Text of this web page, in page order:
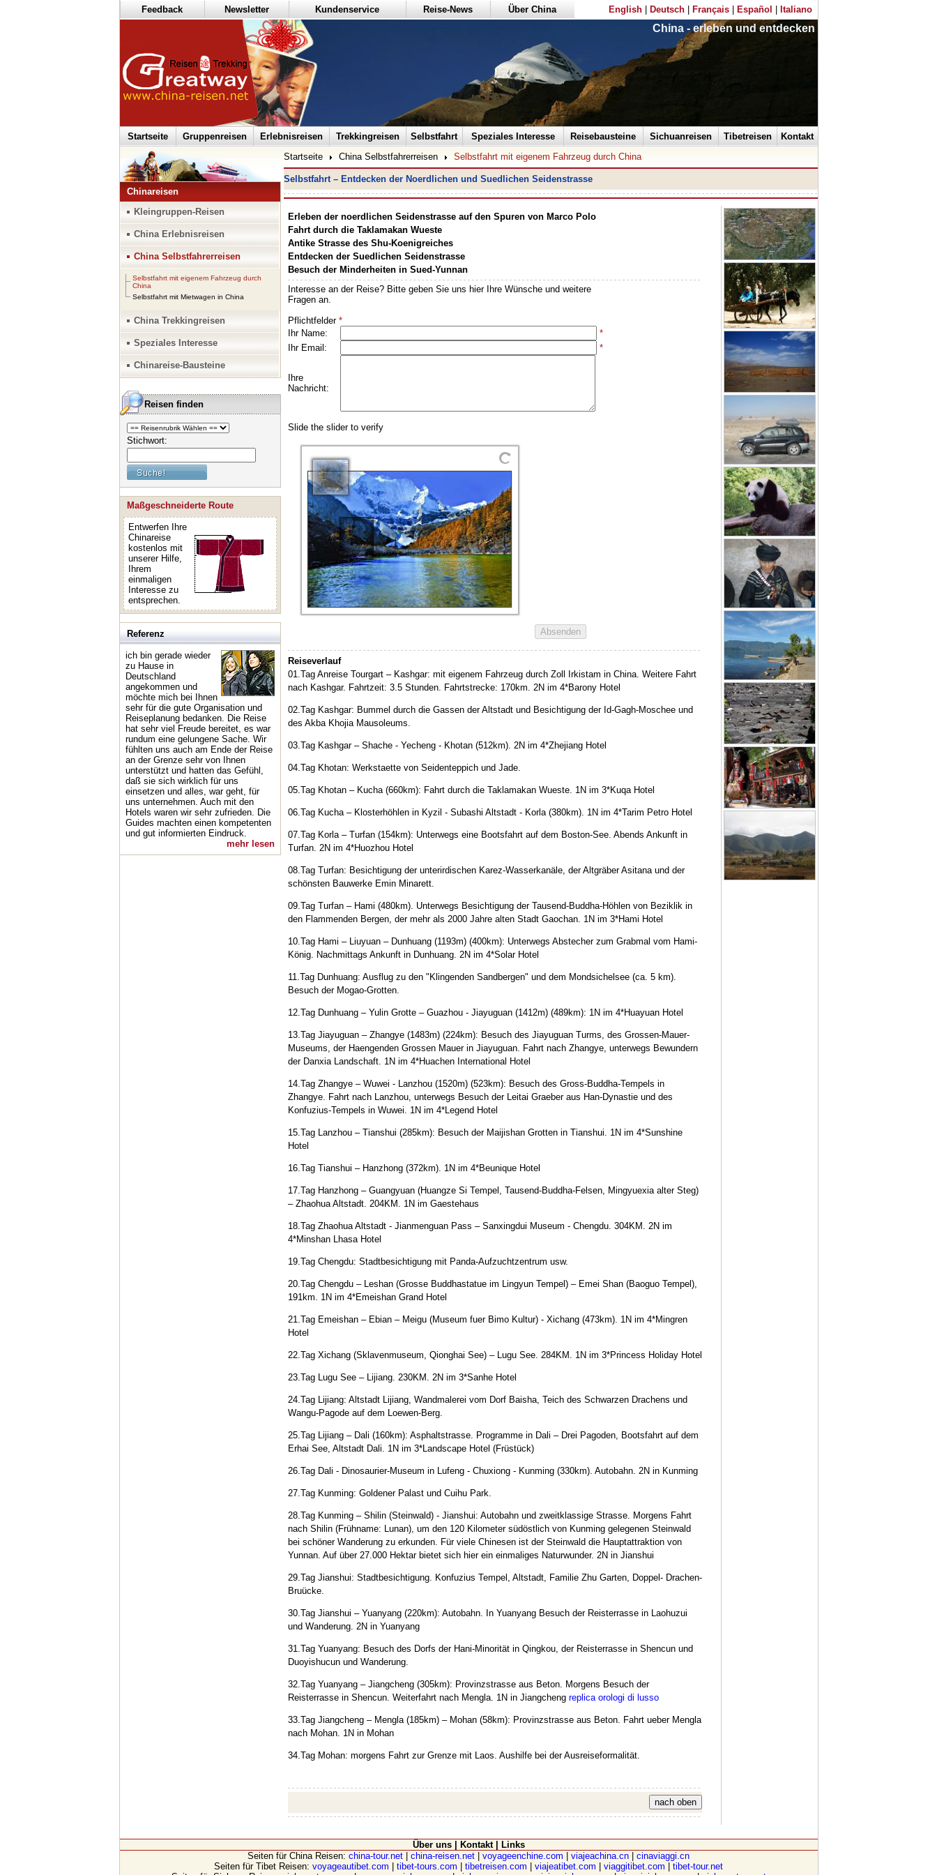
Feedback Newsletter Kundenservice Reise-News Über China English| Deutsch| Français| Español Italiano
China - erleben und entdecken
Startseite Gruppenreisen Erlebnisreisen Trekkingreisen Selbstfahrt Speziales Interesse Reisebausteine Sichuanreisen Tibetreisen Kontakt
Chinareisen
Kleingruppen-Reisen
China Erlebnisreisen
China Selbstfahrerreisen
Selbstfahrt mit eigenem Fahrzeug durch
China
Selbstfahrt mit Mietwagen in China
China Trekkingreisen
Speziales Interesse
Chinareise-Bausteine
Reisen finden
Stichwort:
Maßgeschneiderte Route
Entwerfen Ihre
Chinareise
kostenlos mit
unserer Hilfe,
Ihrem
einmaligen
Interesse zu
entsprechen.
Referenz
ich bin gerade wieder
zu Hause in
Deutschland
angekommen und
möchte mich bei Ihnen
sehr für die gute Organisation und
Reiseplanung bedanken. Die Reise
hat sehr viel Freude bereitet, es war
rundum eine gelungene Sache. Wir
fühlten uns auch am Ende der Reise
an der Grenze sehr von Ihnen
unterstützt und hatten das Gefühl,
daß sie sich wirklich für uns
einsetzen und alles, war geht, für
uns unternehmen. Auch mit den
Hotels waren wir sehr zufrieden. Die
Guides machten einen kompetenten
und gut informierten Eindruck.
mehr lesen
Startseite China Selbstfahrerreisen Selbstfahrt mit eigenem Fahrzeug durch China
Selbstfahrt – Entdecken der Noerdlichen und Suedlichen Seidenstrasse
Erleben der noerdlichen Seidenstrasse auf den Spuren von Marco Polo
Fahrt durch die Taklamakan Wueste
Antike Strasse des Shu-Koenigreiches
Entdecken der Suedlichen Seidenstrasse
Besuch der Minderheiten in Sued-Yunnan
Reiseverlauf
01.Tag Anreise Tourgart – Kashgar: mit eigenem Fahrzeug durch Zoll Irkistam in China. Weitere Fahrt
nach Kashgar. Fahrtzeit: 3.5 Stunden. Fahrtstrecke: 170km. 2N im 4*Barony Hotel
02.Tag Kashgar: Bummel durch die Gassen der Altstadt und Besichtigung der Id-Gagh-Moschee und
des Akba Khojia Mausoleums.
03.Tag Kashgar – Shache - Yecheng - Khotan (512km). 2N im 4*Zhejiang Hotel
04.Tag Khotan: Werkstaette von Seidenteppich und Jade.
05.Tag Khotan – Kucha (660km): Fahrt durch die Taklamakan Wueste. 1N im 3*Kuqa Hotel
06.Tag Kucha – Klosterhöhlen in Kyzil - Subashi Altstadt - Korla (380km). 1N im 4*Tarim Petro Hotel
07.Tag Korla – Turfan (154km): Unterwegs eine Bootsfahrt auf dem Boston-See. Abends Ankunft in
Turfan. 2N im 4*Huozhou Hotel
08.Tag Turfan: Besichtigung der unterirdischen Karez-Wasserkanäle, der Altgräber Asitana und der
schönsten Bauwerke Emin Minarett.
09.Tag Turfan – Hami (480km). Unterwegs Besichtigung der Tausend-Buddha-Höhlen von Beziklik in
den Flammenden Bergen, der mehr als 2000 Jahre alten Stadt Gaochan. 1N im 3*Hami Hotel
10.Tag Hami – Liuyuan – Dunhuang (1193m) (400km): Unterwegs Abstecher zum Grabmal vom Hami-
König. Nachmittags Ankunft in Dunhuang. 2N im 4*Solar Hotel
11.Tag Dunhuang: Ausflug zu den "Klingenden Sandbergen" und dem Mondsichelsee (ca. 5 km).
Besuch der Mogao-Grotten.
12.Tag Dunhuang – Yulin Grotte – Guazhou - Jiayuguan (1412m) (489km): 1N im 4*Huayuan Hotel
13.Tag Jiayuguan – Zhangye (1483m) (224km): Besuch des Jiayuguan Turms, des Grossen-Mauer-
Museums, der Haengenden Grossen Mauer in Jiayuguan. Fahrt nach Zhangye, unterwegs Bewundern
der Danxia Landschaft. 1N im 4*Huachen International Hotel
14.Tag Zhangye – Wuwei - Lanzhou (1520m) (523km): Besuch des Gross-Buddha-Tempels in
Zhangye. Fahrt nach Lanzhou, unterwegs Besuch der Leitai Graeber aus Han-Dynastie und des
Konfuzius-Tempels in Wuwei. 1N im 4*Legend Hotel
15.Tag Lanzhou – Tianshui (285km): Besuch der Maijishan Grotten in Tianshui. 1N im 4*Sunshine
Hotel
16.Tag Tianshui – Hanzhong (372km). 1N im 4*Beunique Hotel
17.Tag Hanzhong – Guangyuan (Huangze Si Tempel, Tausend-Buddha-Felsen, Mingyuexia alter Steg)
– Zhaohua Altstadt. 204KM. 1N im Gaestehaus
18.Tag Zhaohua Altstadt - Jianmenguan Pass – Sanxingdui Museum - Chengdu. 304KM. 2N im
4*Minshan Lhasa Hotel
19.Tag Chengdu: Stadtbesichtigung mit Panda-Aufzuchtzentrum usw.
20.Tag Chengdu – Leshan (Grosse Buddhastatue im Lingyun Tempel) – Emei Shan (Baoguo Tempel),
191km. 1N im 4*Emeishan Grand Hotel
21.Tag Emeishan – Ebian – Meigu (Museum fuer Bimo Kultur) - Xichang (473km). 1N im 4*Mingren
Hotel
22.Tag Xichang (Sklavenmuseum, Qionghai See) – Lugu See. 284KM. 1N im 3*Princess Holiday Hotel
23.Tag Lugu See – Lijiang. 230KM. 2N im 3*Sanhe Hotel
24.Tag Lijiang: Altstadt Lijiang, Wandmalerei vom Dorf Baisha, Teich des Schwarzen Drachens und
Wangu-Pagode auf dem Loewen-Berg.
25.Tag Lijiang – Dali (160km): Asphaltstrasse. Programme in Dali – Drei Pagoden, Bootsfahrt auf dem
Erhai See, Altstadt Dali. 1N im 3*Landscape Hotel (Früstück)
26.Tag Dali - Dinosaurier-Museum in Lufeng - Chuxiong - Kunming (330km). Autobahn. 2N in Kunming
27.Tag Kunming: Goldener Palast und Cuihu Park.
28.Tag Kunming – Shilin (Steinwald) - Jianshui: Autobahn und zweitklassige Strasse. Morgens Fahrt
nach Shilin (Frühname: Lunan), um den 120 Kilometer südöstlich von Kunming gelegenen Steinwald
bei schöner Wanderung zu erkunden. Für viele Chinesen ist der Steinwald die Hauptattraktion von
Yunnan. Auf über 27.000 Hektar bietet sich hier ein einmaliges Naturwunder. 2N in Jianshui
29.Tag Jianshui: Stadtbesichtigung. Konfuzius Tempel, Altstadt, Familie Zhu Garten, Doppel- Drachen-
Bruücke.
30.Tag Jianshui – Yuanyang (220km): Autobahn. In Yuanyang Besuch der Reisterrasse in Laohuzui
und Wanderung. 2N in Yuanyang
31.Tag Yuanyang: Besuch des Dorfs der Hani-Minorität in Qingkou, der Reisterrasse in Shencun und
Duoyishucun und Wanderung.
32.Tag Yuanyang – Jiangcheng (305km): Provinzstrasse aus Beton. Morgens Besuch der
Reisterrasse in Shencun. Weiterfahrt nach Mengla. 1N in Jiangcheng replica orologi di lusso
33.Tag Jiangcheng – Mengla (185km) – Mohan (58km): Provinzstrasse aus Beton. Fahrt ueber Mengla
nach Mohan. 1N in Mohan
34.Tag Mohan: morgens Fahrt zur Grenze mit Laos. Aushilfe bei der Ausreiseformalität.
Über uns| Kontakt|
Links
Seiten für China Reisen: china-tour.net china-reisen.net voyageenchine.com viajeachina.cn
cinaviaggi.cn
Seiten für Tibet Reisen: voyageautibet.com tibet-tours.com tibetreisen.com viajeatibet.com viaggitibet.com
tibet-tour.net